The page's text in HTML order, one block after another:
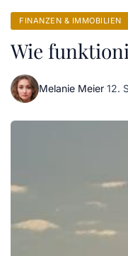
FINANZEN & IMMOBILIEN
Wie
Melanie Meier·12.